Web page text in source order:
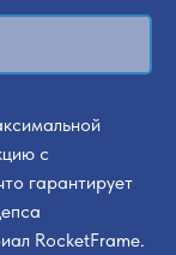
с
гарантирует
RocketFrame.